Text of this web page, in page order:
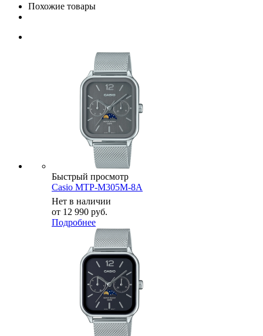
Похожие товары
Быстрый просмотр
Casio MTP-M305M-8A
Нет в наличии
от 12 990 руб.
Подробнее